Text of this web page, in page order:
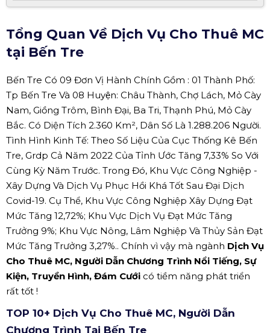
Tổng Quan Về Dịch Vụ Cho Thuê MC
tại Bến Tre
Bến Tre Có 09 Đơn Vị Hành Chính Gồm : 01 Thành Phố:
Tp Bến Tre Và 08 Huyện: Châu Thành, Chợ Lách, Mỏ Cày
Nam, Giồng Trôm, Bình Đại, Ba Tri, Thạnh Phú, Mỏ Cày
Bắc. Có Diện Tích 2.360 Km², Dân Số Là 1.288.206 Người.
Tình Hình Kinh Tế: Theo Số Liệu Của Cục Thống Kê Bến
Tre, Grdp Cả Năm 2022 Của Tỉnh Ước Tăng 7,33% So Với
Cùng Kỳ Năm Trước. Trong Đó, Khu Vực Công Nghiệp -
Xây Dựng Và Dịch Vụ Phục Hồi Khá Tốt Sau Đại Dịch
Covid-19. Cụ Thể, Khu Vực Công Nghiệp Xây Dựng Đạt
Mức Tăng 12,72%; Khu Vực Dịch Vụ Đạt Mức Tăng
Trưởng 9%; Khu Vực Nông, Lâm Nghiệp Và Thủy Sản Đạt
Mức Tăng Trưởng 3,27%.. Chính vì vậy mà ngành Dịch Vụ
Cho Thuê MC, Người Dẫn Chương Trình Nổi Tiếng, Sự
Kiện, Truyền Hình, Đám Cưới có tiềm năng phát triển
rất tốt !
TOP 10+ Dịch Vụ Cho Thuê MC, Người Dẫn
Chương Trình Tại Bến Tre